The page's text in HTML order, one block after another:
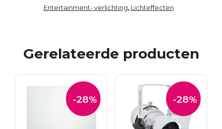
Entertainment- verlichting, Lichteffecten
Gerelateerde producten
-28% -28%